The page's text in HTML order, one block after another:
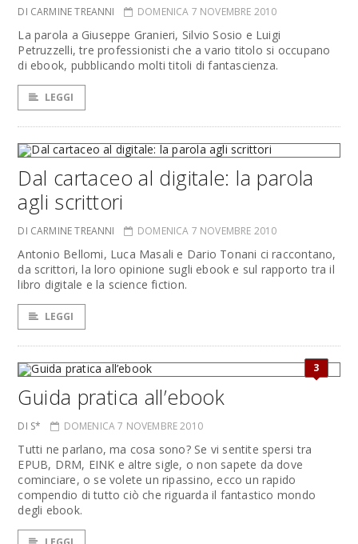
DI CARMINE TREANNI DOMENICA 7 NOVEMBRE 2010
La parola a Giuseppe Granieri, Silvio Sosio e Luigi
Petruzzelli, tre professionisti che a vario titolo si occupano
di ebook, pubblicando molti titoli di fantascienza.
LEGGI
Dal cartaceo al digitale: la parola
agli scrittori
DI CARMINE TREANNI DOMENICA 7 NOVEMBRE 2010
Antonio Bellomi, Luca Masali e Dario Tonani ci raccontano,
da scrittori, la loro opinione sugli ebook e sul rapporto tra il
libro digitale e la science fiction.
LEGGI
3
Guida pratica all’ebook
DI S* DOMENICA 7 NOVEMBRE 2010
Tutti ne parlano, ma cosa sono? Se vi sentite spersi tra
EPUB, DRM, EINK e altre sigle, o non sapete da dove
cominciare, o se volete un ripassino, ecco un rapido
compendio di tutto ciò che riguarda il fantastico mondo
degli ebook.